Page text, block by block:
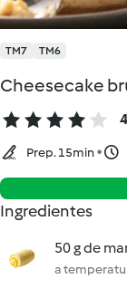
TM7 TM6
Cheesecake
Prep. 15min
Ingredientes
50 g de
a